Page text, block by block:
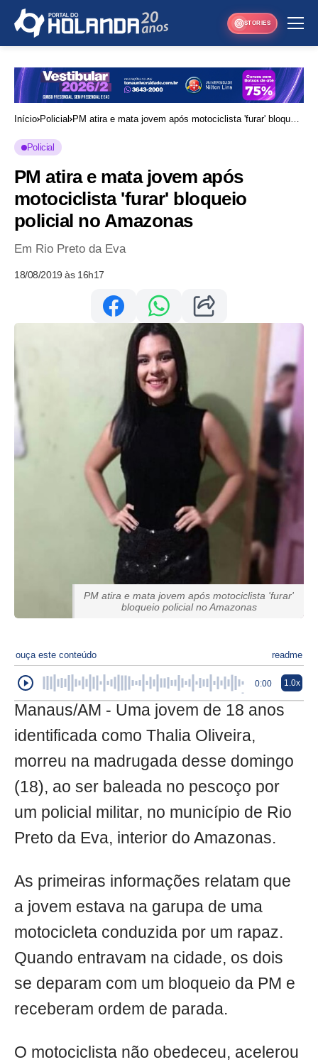
STORIES
Início Policial PM atira e mata jovem após motociclista 'furar' bloqueio
Policial
PM atira e mata jovem após
motociclista 'furar' bloqueio
policial no Amazonas
Em Rio Preto da Eva
18/08/2019 às 16h17
PM atira e mata jovem após motociclista 'furar'
bloqueio policial no Amazonas
ouça este conteúdo readme
0:00 1.0x
Manaus/AM - Uma jovem de 18 anos
identificada como Thalia Oliveira,
morreu na madrugada desse domingo
(18), ao ser baleada no pescoço por
um policial militar, no município de Rio
Preto da Eva, interior do Amazonas.
As primeiras informações relatam que
a jovem estava na garupa de uma
motocicleta conduzida por um rapaz.
Quando entravam na cidade, os dois
se deparam com um bloqueio da PM e
receberam ordem de parada.
O motociclista não obedeceu, acelerou